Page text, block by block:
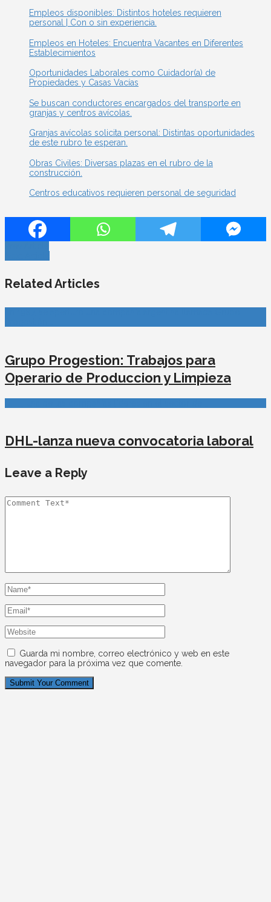
Empleos disponibles: Distintos hoteles requieren
personal | Con o sin experiencia.
Empleos en Hoteles: Encuentra Vacantes en Diferentes
Establecimientos
Oportunidades Laborales como Cuidador(a) de
Propiedades y Casas Vacías
Se buscan conductores encargados del transporte en
granjas y centros avícolas.
Granjas avícolas solicita personal: Distintas oportunidades
de este rubro te esperan.
Obras Civiles: Diversas plazas en el rubro de la
construcción.
Centros educativos requieren personal de seguridad
Related Articles
Grupo Progestion: Trabajos para
Operario de Produccion y Limpieza
DHL-lanza nueva convocatoria laboral
Leave a Reply
Guarda mi nombre, correo electrónico y web en este
navegador para la próxima vez que comente.